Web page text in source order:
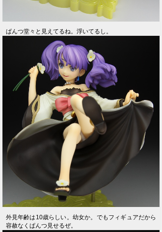
ぱんつ堂々と見えてるね。浮いてるし。
外見年齢は10歳らしい。幼女か。でもフィギュアだから
容赦なくぱんつ見せるぜ。